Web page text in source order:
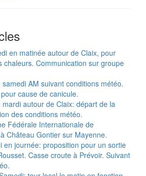
en matinée autour de Claix, pour
chaleurs. Communication sur groupe
AM suivant conditions météo.
cause de canicule.
autour de Claix: départ de la
des conditions météo.
Fédérale Internationale de
Château Gontier sur Mayenne.
en journée: proposition pour un sortie
Casse croute à Prévoir. Suivant